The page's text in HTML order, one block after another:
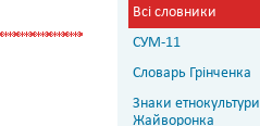
Всі словники
СУМ-11
Словарь Грінченка
Знаки етнокультури
Жайворонка